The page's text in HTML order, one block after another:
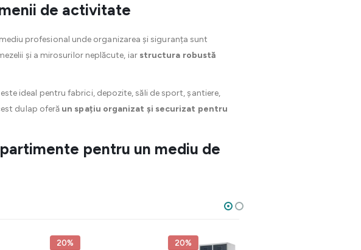
de activitate
profesional unde organizarea și siguranța sunt
și a mirosurilor neplăcute, iar structura robustă
ideal pentru fabrici, depozite, săli de sport, șantiere,
dulap oferă un spațiu organizat și securizat pentru
pentru un mediu de